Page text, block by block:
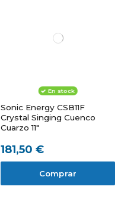
En stock
Sonic Energy CSB11F
Crystal Singing Cuenco
Cuarzo 11"
181,50 €
Comprar